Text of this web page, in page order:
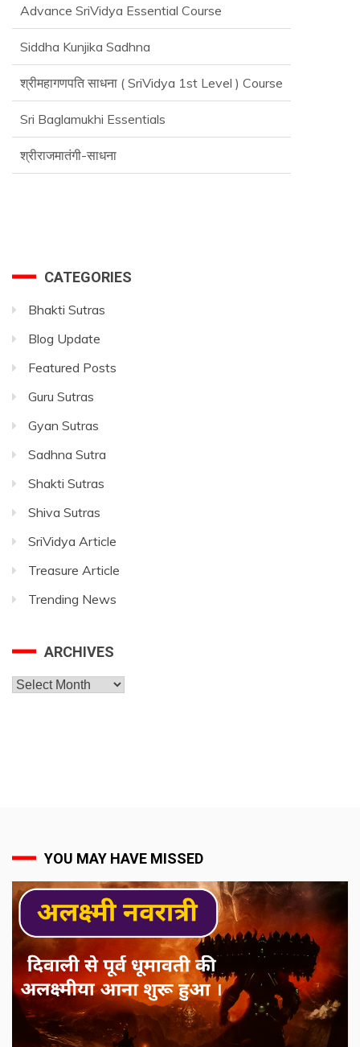
Siddha Kunjika Sadhna
श्रीमहागणपति साधना ( SriVidya 1st Level ) Course
Sri Baglamukhi Essentials
श्रीराजमातंगी-साधना
Advance SriVidya Essential Course
CATEGORIES
Bhakti Sutras
Blog Update
Featured Posts
Guru Sutras
Gyan Sutras
Sadhna Sutra
Shakti Sutras
Shiva Sutras
SriVidya Article
Treasure Article
Trending News
ARCHIVES
Archives
YOU MAY HAVE MISSED